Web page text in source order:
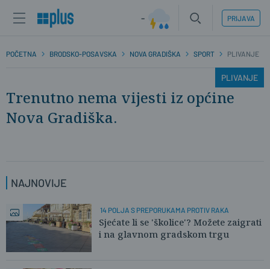
- PRIJAVA
POČETNA BRODSKO-POSAVSKA NOVA GRADIŠKA SPORT PLIVANJE
PLIVANJE
Trenutno nema vijesti iz općine
Nova Gradiška.
NAJNOVIJE
14 POLJA S PREPORUKAMA PROTIV RAKA
Sjećate li se 'školice'? Možete zaigrati
i na glavnom gradskom trgu